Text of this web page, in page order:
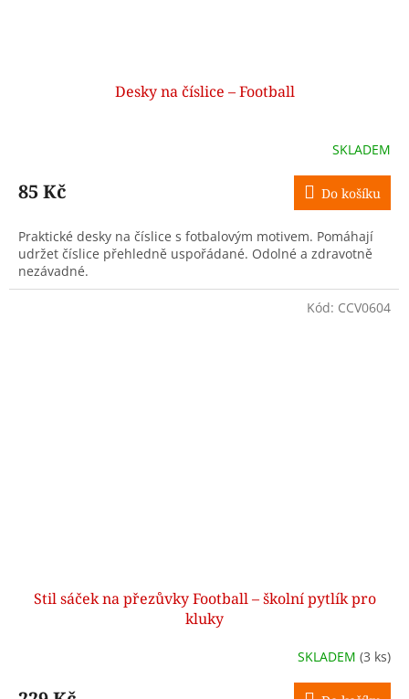
Desky na číslice – Football
SKLADEM
85 Kč Do košíku
Praktické desky na číslice s fotbalovým motivem. Pomáhají
udržet číslice přehledně uspořádané. Odolné a zdravotně
nezávadné.
Stil sáček na přezůvky Football – školní pytlík pro
kluky
SKLADEM (3 ks)
Kód: CCV0604